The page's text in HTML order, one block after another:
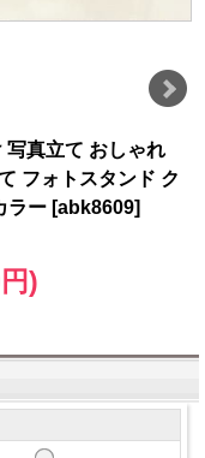
写真立て おしゃれ
フォトスタンド ク
ラー [abk8609]
)